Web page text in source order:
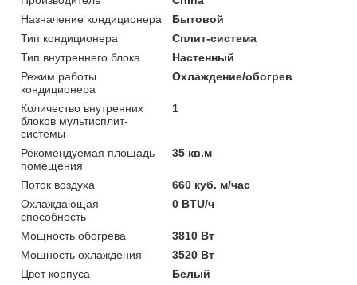
Назначение кондиционера
Бытовой
Тип кондиционера
Сплит-система
Тип внутреннего блока
Настенный
Режим работы
кондиционера
Охлаждение/обогрев
Количество внутренних
блоков мультисплит-
системы
1
Рекомендуемая площадь
помещения
35 кв.м
Поток воздуха
660 куб. м/час
Охлаждающая
способность
0 BTU/ч
Мощность обогрева
3810 Вт
Мощность охлаждения
3520 Вт
Цвет корпуса
Белый